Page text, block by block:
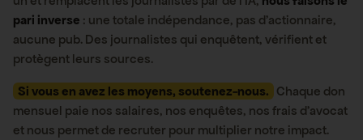
pari inverse : une totale indépendance, pas d’actionnaire,
aucune pub. Des journalistes qui enquêtent, vérifient et
protègent leurs sources.
Si vous en avez les moyens, soutenez-nous. Chaque don
mensuel paie nos salaires, nos enquêtes, nos frais d’avocat
et nous permet de recruter pour multiplier notre impact.